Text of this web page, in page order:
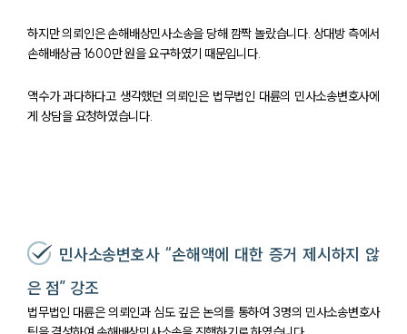
하지만 의뢰인은 손해배상민사소송을 당해 깜짝 놀랐습니다. 상대방 측에서
손해배상금 1600만 원을 요구하였기 때문입니다.
액수가 과다하다고 생각했던 의뢰인은 법무법인 대륜의 민사소송변호사에
게 상담을 요청하였습니다.
민사소송변호사 “손해액에 대한 증거 제시하지 않
은 점” 강조
법무법인 대륜은 의뢰인과 심도 깊은 논의를 통하여 3명의 민사소송변호사